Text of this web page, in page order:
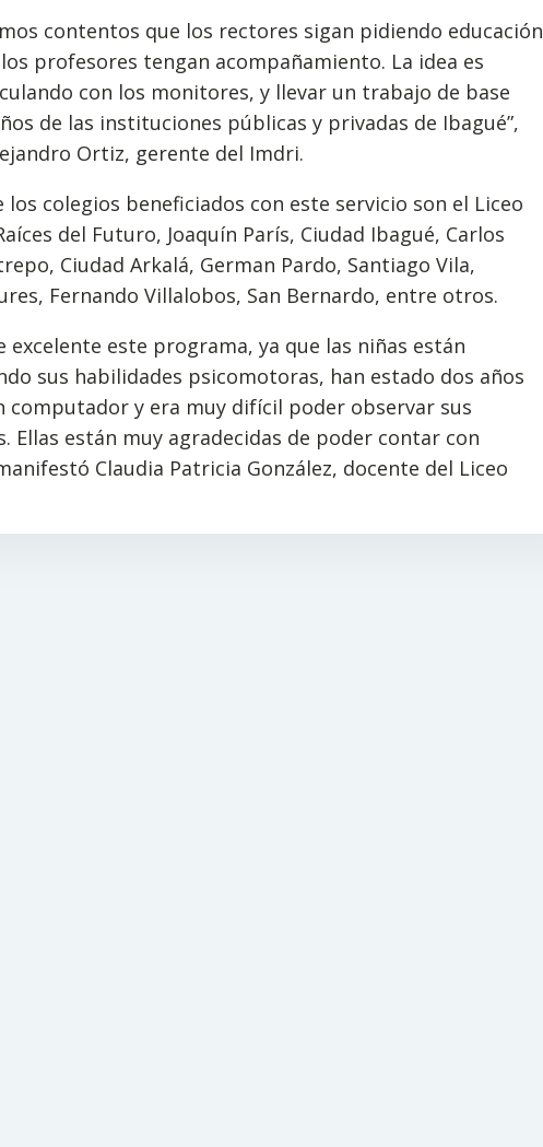
contentos que los rectores sigan pidiendo educación
profesores tengan acompañamiento. La idea es
con los monitores, y llevar un trabajo de base
de las instituciones públicas y privadas de Ibagué”,
Ortiz, gerente del Imdri.
los colegios beneficiados con este servicio son el Liceo
del Futuro, Joaquín París, Ciudad Ibagué, Carlos
Ciudad Arkalá, German Pardo, Santiago Vila,
Fernando Villalobos, San Bernardo, entre otros.
excelente este programa, ya que las niñas están
sus habilidades psicomotoras, han estado dos años
computador y era muy difícil poder observar sus
Ellas están muy agradecidas de poder contar con
Claudia Patricia González, docente del Liceo